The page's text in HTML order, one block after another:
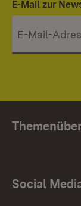
E-Mail zur
Social